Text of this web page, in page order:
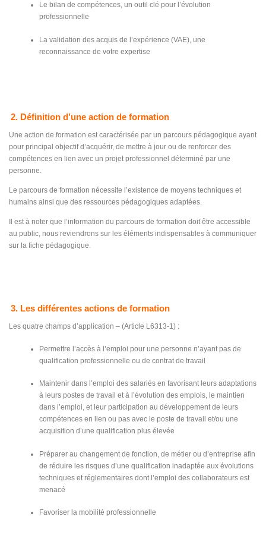
Le bilan de compétences, un outil clé pour l’évolution
professionnelle
La validation des acquis de l’expérience (VAE), une
reconnaissance de votre expertise
2. Définition d’une action de formation
Une action de formation est caractérisée par un parcours pédagogique ayant
pour principal objectif d’acquérir, de mettre à jour ou de renforcer des
compétences en lien avec un projet professionnel déterminé par une
personne.
Le parcours de formation nécessite l’existence de moyens techniques et
humains ainsi que des ressources pédagogiques adaptées.
Il est à noter que l’information du parcours de formation doit être accessible
au public, nous reviendrons sur les éléments indispensables à communiquer
sur la fiche pédagogique.
3. Les différentes actions de formation
Les quatre champs d’application – (Article L6313-1) :
Permettre l’accès à l’emploi pour une personne n’ayant pas de
qualification professionnelle ou de contrat de travail
Maintenir dans l’emploi des salariés en favorisant leurs adaptations
à leurs postes de travail et à l’évolution des emplois, le maintien
dans l’emploi, et leur participation au développement de leurs
compétences en lien ou pas avec le poste de travail et/ou une
acquisition d’une qualification plus élevée
Préparer au changement de fonction, de métier ou d’entreprise afin
de réduire les risques d’une qualification inadaptée aux évolutions
techniques et réglementaires dont l’emploi des collaborateurs est
menacé
Favoriser la mobilité professionnelle